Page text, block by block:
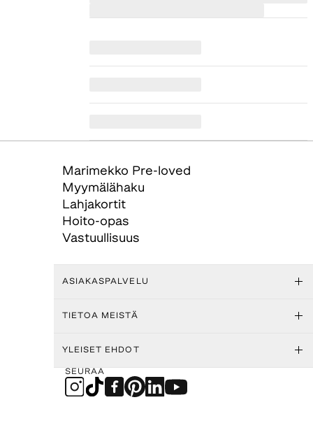
Marimekko Pre-loved
Myymälähaku
Lahjakortit
Hoito-opas
Vastuullisuus
ASIAKASPALVELU
TIETOA MEISTÄ
YLEISET EHDOT
SEURAA